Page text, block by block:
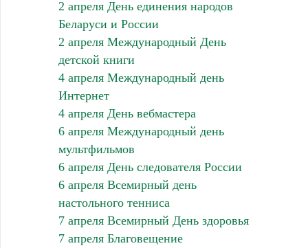
2 апреля День единения народов
Беларуси и России
2 апреля Международный День
детской книги
4 апреля Международный день
Интернет
4 апреля День вебмастера
6 апреля Международный день
мультфильмов
6 апреля День следователя России
6 апреля Всемирный день
настольного тенниса
7 апреля Всемирный День здоровья
7 апреля Благовещение